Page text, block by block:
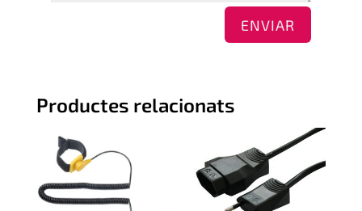
ENVIAR
Productes relacionats